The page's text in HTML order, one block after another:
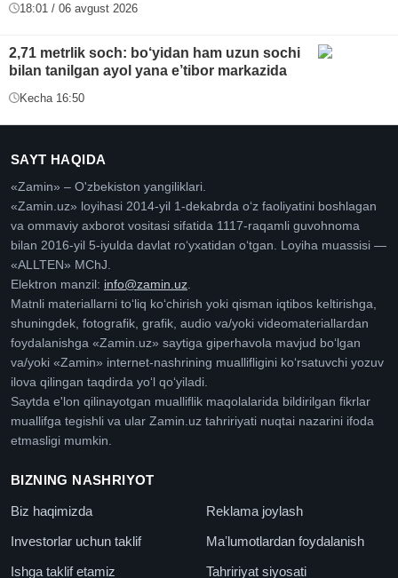
18:01 / 06 avgust 2026
2,71 metrlik soch: bo‘yidan ham uzun sochi
bilan tanilgan ayol yana e’tibor markazida
Kecha 16:50
SAYT HAQIDA
«Zamin» – O'zbekiston yangiliklari.
«Zamin.uz» loyihasi 2014-yil 1-dekabrda oʻz faoliyatini boshlagan
va ommaviy axborot vositasi sifatida 1117-raqamli guvohnoma
bilan 2016-yil 5-iyulda davlat roʻyxatidan oʻtgan. Loyiha muassisi —
«ALLTEN» MChJ.
Elektron manzil: info@zamin.uz
Matnli materiallarni toʻliq koʻchirish yoki qisman iqtibos keltirishga,
shuningdek, fotografik, grafik, audio va/yoki videomateriallardan
foydalanishga «Zamin.uz» saytiga giperhavola mavjud boʻlgan
va/yoki «Zamin» internet-nashrining muallifligini koʻrsatuvchi yozuv
ilova qilingan taqdirda yoʻl qoʻyiladi.
Saytda e'lon qilinayotgan mualliflik maqolalarida bildirilgan fikrlar
muallifga tegishli va ular Zamin.uz tahririyati nuqtai nazarini ifoda
etmasligi mumkin.
BIZNING NASHRIYOT
Biz haqimizda
Reklama joylash
Investorlar uchun taklif
Maʼlumotlardan foydalanish
Ishga taklif etamiz
Tahririyat siyosati